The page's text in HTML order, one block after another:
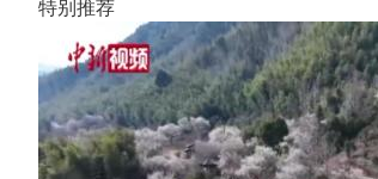
特别推荐